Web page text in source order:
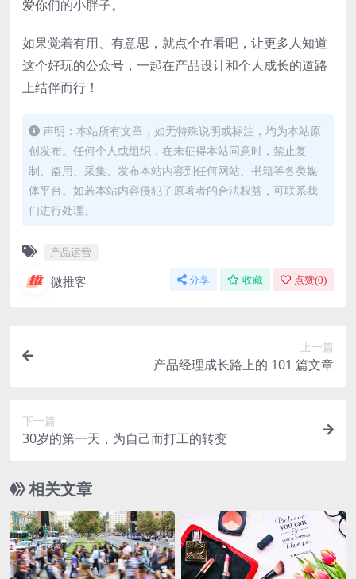
爱你们的小胖子。
如果觉着有用、有意思，就点个在看吧，让更多人知道
这个好玩的公众号，一起在产品设计和个人成长的道路
上结伴而行！
声明：本站所有文章，如无特殊说明或标注，均为本站原
创发布。任何个人或组织，在未征得本站同意时，禁止复
制、盗用、采集、发布本站内容到任何网站、书籍等各类媒
体平台。如若本站内容侵犯了原著者的合法权益，可联系我
们进行处理。
产品运营
微推客 分享 收藏 点赞(0)
上一篇
产品经理成长路上的 101 篇文章
下一篇
30岁的第一天，为自己而打工的转变
相关文章